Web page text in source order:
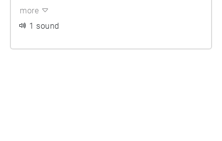
more
1 sound